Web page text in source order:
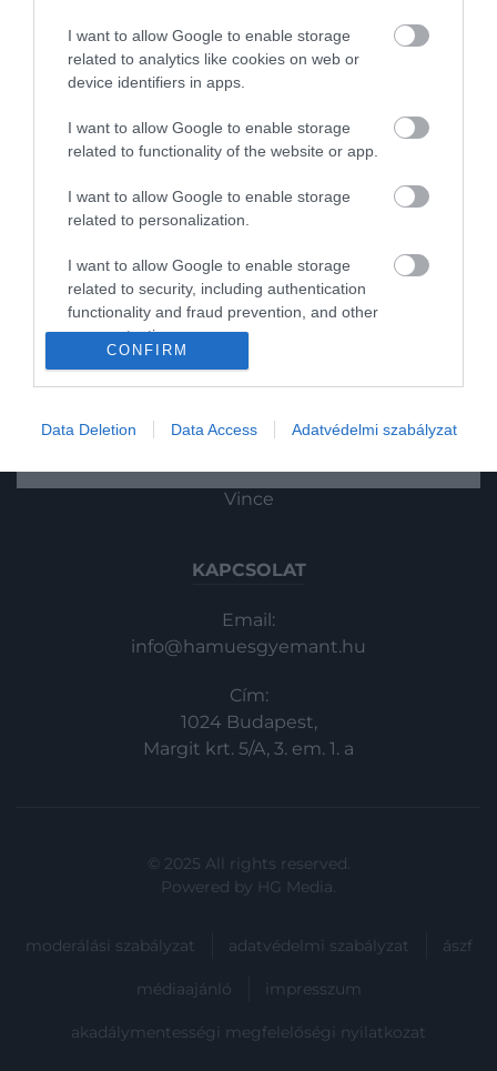
I want to allow Google to enable storage
related to analytics like cookies on web or
device identifiers in apps.
I want to allow Google to enable storage
related to functionality of the website or app.
I want to allow Google to enable storage
related to personalization.
I want to allow Google to enable storage
related to security, including authentication
functionality and fraud prevention, and other
user protection.
CONFIRM
Data Deletion Data Access Adatvédelmi szabályzat
csomagolt szendvicset valószínűleg
otthonában használják előszeretettel már
2023. MÁJUS 8. ● HAMU ÉS GYÉMÁNT
Az alufólia használata káros
Kultúra
Tudomány
Utazás
Pénz
Gasztronómia
HG MEDIA
Magazin-előfizetés
Vince
KAPCSOLAT
Email:
info@hamuesgyemant.hu
Cím:
1024 Budapest,
Margit krt. 5/A, 3. em. 1. a
© 2025 All rights reserved.
Powered by HG Media.
moderálási szabályzat adatvédelmi szabályzat ászf
médiaajánló impresszum
akadálymentességi megfelelőségi nyilatkozat